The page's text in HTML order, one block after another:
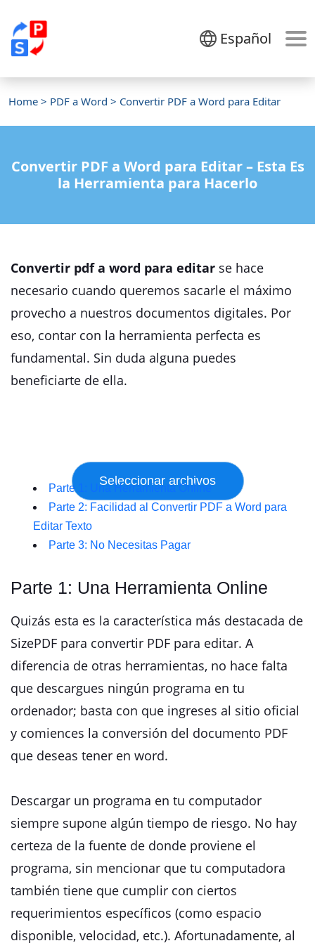
Español
Home > PDF a Word > Convertir PDF a Word para Editar
Convertir PDF a Word para Editar – Esta Es
la Herramienta para Hacerlo
Convertir pdf a word para editar se hace
necesario cuando queremos sacarle el máximo
provecho a nuestros documentos digitales. Por
eso, contar con la herramienta perfecta es
fundamental. Sin duda alguna puedes
beneficiarte de ella.
Parte 1: Una Herramienta Online
Parte 2: Facilidad al Convertir PDF a Word para
Editar Texto
Parte 3: No Necesitas Pagar
Parte 1: Una Herramienta Online
Quizás esta es la característica más destacada de
SizePDF para convertir PDF para editar. A
diferencia de otras herramientas, no hace falta
que descargues ningún programa en tu
ordenador; basta con que ingreses al sitio oficial
y comiences la conversión del documento PDF
que deseas tener en word.
Descargar un programa en tu computador
siempre supone algún tiempo de riesgo. No hay
certeza de la fuente de donde proviene el
programa, sin mencionar que tu computadora
también tiene que cumplir con ciertos
requerimientos específicos (como espacio
disponible, velocidad, etc.). Afortunadamente, al